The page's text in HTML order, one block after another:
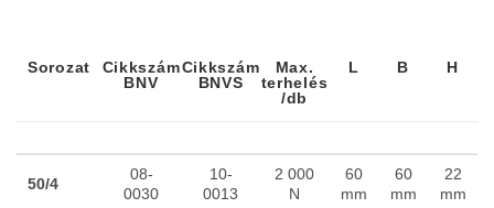
Sorozat
Cikkszám
BNV
Cikkszám
BNVS
Max.
terhelés
/db
L B H
BNV
BNVS
terhelés
/db
50/4
08-
0030
10-
0013
2 000
N
60
mm
60
mm
22
mm